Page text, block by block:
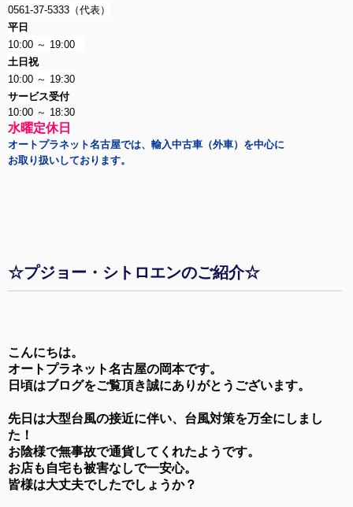
0561-37-5333（代表）
平日
10:00 ～ 19:00
土日祝
10:00 ～ 19:30
サービス受付
10:00 ～ 18:30
水曜定休日
オートプラネット名古屋では、輸入中古車（外車）を中心に
お取り扱いしております。
☆プジョー・シトロエンのご紹介☆
こんにちは。
オートプラネット名古屋の岡本です。
日頃はブログをご覧頂き誠にありがとうございます。
先日は大型台風の接近に伴い、台風対策を万全にしまし
た！
お陰様で無事故で通貨してくれたようです。
お店も自宅も被害なしで一安心。
皆様は大丈夫でしたでしょうか？